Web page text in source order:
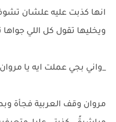
انها كذبت عليه علشان
ويخليها تقول كل اللي جواها
_واني بجي عملت ايه يا
مروان وقف العربية فجأة